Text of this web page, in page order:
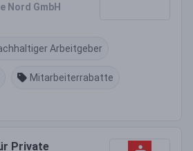
Nord GmbH
Arbeitgeber
Mitarbeiterrabatte
Private